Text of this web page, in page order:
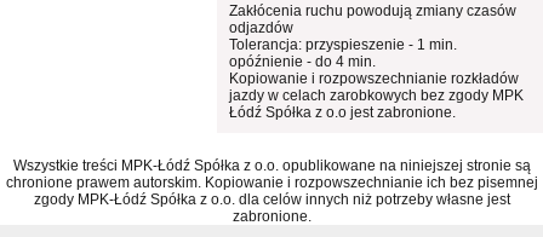
Zakłócenia ruchu powodują zmiany czasów
odjazdów
Tolerancja: przyspieszenie - 1 min.
opóźnienie - do 4 min.
Kopiowanie i rozpowszechnianie rozkładów
jazdy w celach zarobkowych bez zgody MPK
Łódź Spółka z o.o jest zabronione.
Wszystkie treści MPK-Łódź Spółka z o.o. opublikowane na niniejszej stronie są
chronione prawem autorskim. Kopiowanie i rozpowszechnianie ich bez pisemnej
zgody MPK-Łódź Spółka z o.o. dla celów innych niż potrzeby własne jest
zabronione.